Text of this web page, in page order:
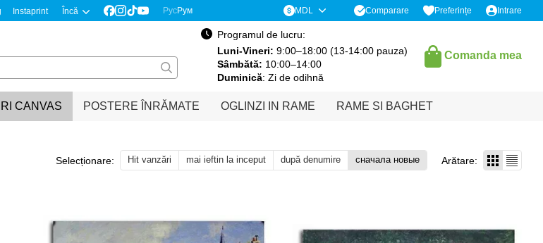
Instaprint Încă РусРум MDL Comparare Preferințe Intrare
Programul de lucru:
Luni-Vineri: 9:00–18:00 (13-14:00 pauza)
Sâmbătă: 10:00–14:00
Duminică: Zi de odihnă
Comanda mea
CANVAS POSTERE ÎNRĂMATE OGLINZI IN RAME RAME SI BAGHET
Selecționare: Hit vanzări mai ieftin la inceput după denumire сначала новые Arătare: